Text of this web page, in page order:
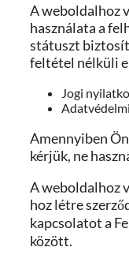
A weboldalhoz
használata a
státuszt
feltétel nélküli
Jogi
Amennyiben
kérjük, ne
A weboldalhoz
hoz létre
kapcsolatot a
között.